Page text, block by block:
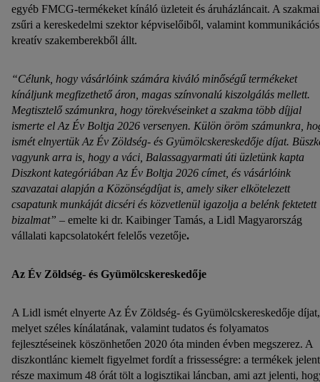
egyéb FMCG-termékeket kínáló üzleteit és áruházláncait. A szakmai
zsűri a kereskedelmi szektor képviselőiből, valamint kommunikációs
kreatív szakemberekből állt.
“Célunk, hogy vásárlóink számára kiváló minőségű termékeket
kínáljunk megfizethető áron, magas színvonalú kiszolgálás mellett.
Megtisztelő számunkra, hogy törekvéseinket a szakma több díjjal
ismerte el Az Év Boltja 2026 versenyen. Külön öröm számunkra,
ismét elnyertük Az Év Zöldség- és Gyümölcskereskedője díjat.
vagyunk arra is, hogy a váci, Balassagyarmati úti üzletünk kapta
Diszkont kategóriában Az Év Boltja 2026 címet, és vásárlóink
szavazatai alapján a Közönségdíjat is, amely siker elkötelezett
csapatunk munkáját dicséri és közvetlenül igazolja a belénk fektetett
bizalmat” – emelte ki dr. Kaibinger Tamás, a Lidl Magyarország
vállalati kapcsolatokért felelős vezetője.
Az Év Zöldség- és Gyümölcskereskedője
A Lidl ismét elnyerte Az Év Zöldség- és Gyümölcskereskedője díjat,
melyet széles kínálatának, valamint tudatos és folyamatos
fejlesztéseinek köszönhetően 2020 óta minden évben megszerez. A
diszkontlánc kiemelt figyelmet fordít a frissességre: a termékek
része maximum 48 órát tölt a logisztikai láncban, ami azt jelenti,